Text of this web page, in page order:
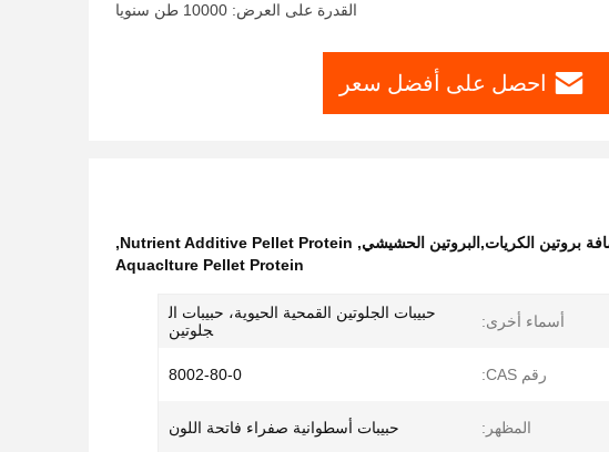
القدرة على العرض: 10000 طن سنويا
احصل على أفضل سعر
بروتين الكريات,البروتين الحشيشي,
Nutrient Additive Pellet Protein
,
Aquaclture Pellet Protein
أسماء أخرى:
حبيبات الجلوتين القمحية الحيوية، حبيبات ال
جلوتين
رقم CAS: 8002-80-0
المظهر: حبيبات أسطوانية صفراء فاتحة اللون